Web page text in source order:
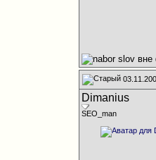
Dimanius
SEO_man